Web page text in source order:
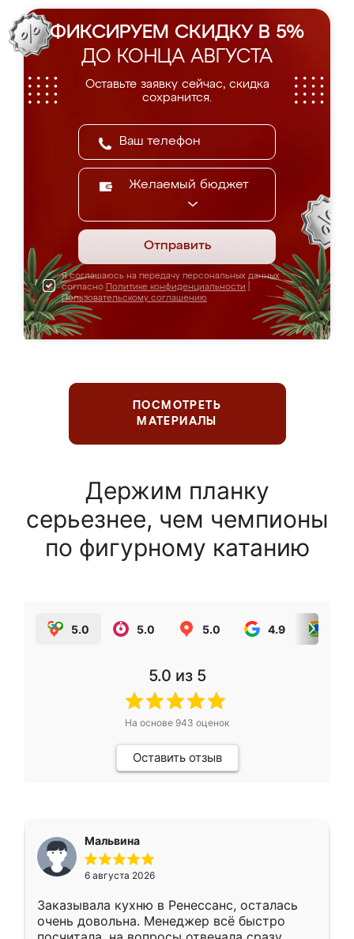
ФИКСИРУЕМ СКИДКУ В 5%
ДО КОНЦА АВГУСТА
Оставьте заявку сейчас, скидка
сохранится.
Желаемый бюджет
Отправить
Я соглашаюсь на передачу персональных данных
согласно Политике конфиденциальности
Пользовательскому соглашению
ПОСМОТРЕТЬ
МАТЕРИАЛЫ
Держим планку
серьезнее, чем чемпионы
по фигурному катанию
5.0 5.0 5.0 4.9
5.0 из 5
На основе 943 оценок
Оставить отзыв
Мальвина
6 августа 2026
Заказывала кухню в Ренессанс, осталась
очень довольна. Менеджер всё быстро